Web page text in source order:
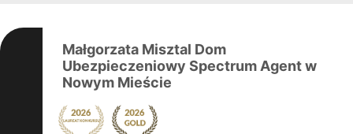
Małgorzata Misztal Dom
Ubezpieczeniowy Spectrum Agent w
Nowym Mieście